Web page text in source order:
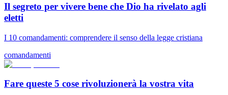
Il segreto per vivere bene che Dio ha rivelato agli
eletti
I 10 comandamenti: comprendere il senso della legge cristiana
comandamenti
Fare queste 5 cose rivoluzionerà la vostra vita